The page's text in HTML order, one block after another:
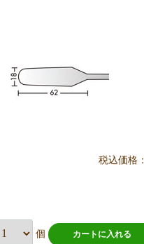
税込価格：
個 カートに入れる